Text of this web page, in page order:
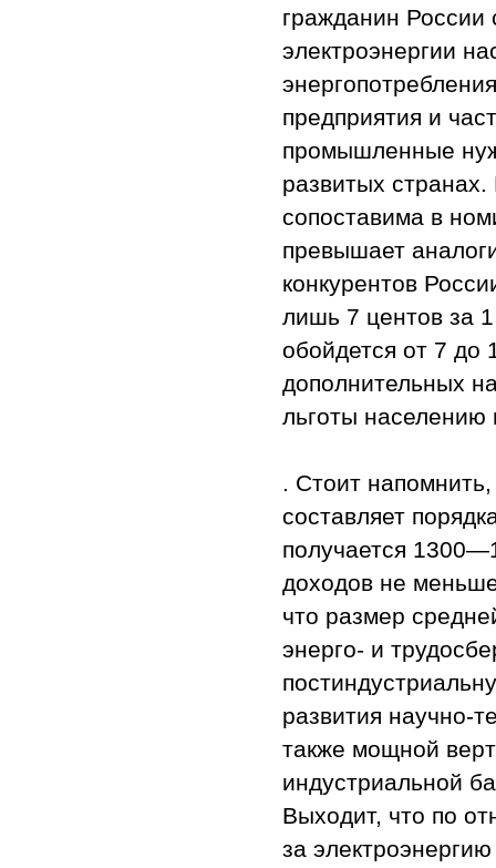
гражданин
электроэнергии
предприятия и
промышленные
развитых
сопоставима в
превышает
конкурентов
лишь 7 центов за 1
обойдется от 7 до
дополнительных
льготы населению
. Стоит
составляет
получается
доходов не
что размер
энерго- и
развития научно-
также мощной
индустриальной
Выходит, что по
за